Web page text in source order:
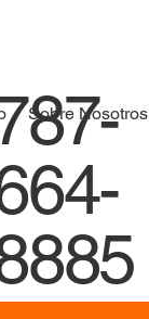
Sobre Nosotros